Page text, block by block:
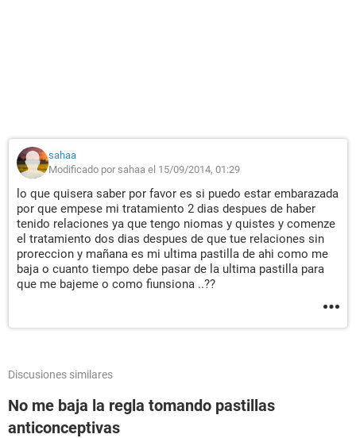
sahaa
Modificado por sahaa el 15/09/2014, 01:29
lo que quisera saber por favor es si puedo estar embarazada
por que empese mi tratamiento 2 dias despues de haber
tenido relaciones ya que tengo niomas y quistes y comenze
el tratamiento dos dias despues de que tue relaciones sin
proreccion y mañana es mi ultima pastilla de ahi como me
baja o cuanto tiempo debe pasar de la ultima pastilla para
que me bajeme o como fiunsiona ..??
Discusiones similares
No me baja la regla tomando pastillas
anticonceptivas